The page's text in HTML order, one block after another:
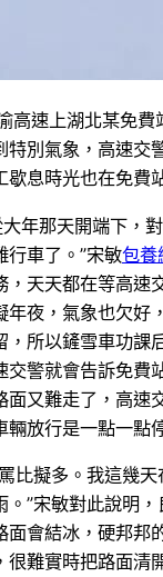
高速上湖北某免費
特別氣象，高速交
歇息時光也在免費
大年那天開端下，
行車了。”宋敏包養
，天天都在等高速
夜，氣象也欠好，
，所以鏟雪車功課
交警就會告訴免費
面又難走了，高速
輛放行是一點一點
比擬多。我這幾
。”宋敏對此說明
面會結冰，硬邦邦
很難實時把路面清